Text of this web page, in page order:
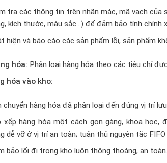
tra các thông tin trên nhãn mác, mã vạch của
kích thước, màu sắc…) để đảm bảo tính chính
hiện và báo cáo các sản phẩm lỗi, sản phẩm
hóa: Phân loại hàng hóa theo các tiêu chí
hóa vào kho:
chuyển hàng hóa đã phân loại đến đúng vị trí
xếp hàng hóa một cách gọn gàng, khoa học,
dễ vỡ ở vị trí an toàn; tuân thủ nguyên tắc
bảo lối đi trong kho luôn thông thoáng, an toàn.